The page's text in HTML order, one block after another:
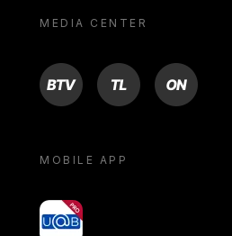
MEDIA CENTER
BTV TL ON
MOBILE APP
yoU@B